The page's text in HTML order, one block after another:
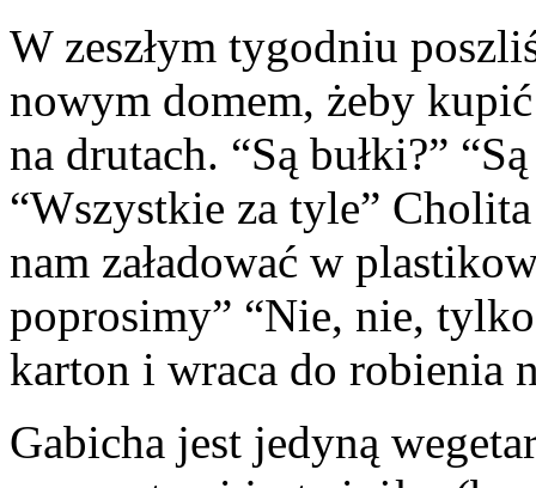
W zeszłym tygodniu
nowym domem, żeby
na drutach. “Są bułki?”
“Wszystkie za tyle”
nam załadować w
poprosimy” “Nie, nie, tylko
karton i wraca do robienia
Gabicha jest jedyną